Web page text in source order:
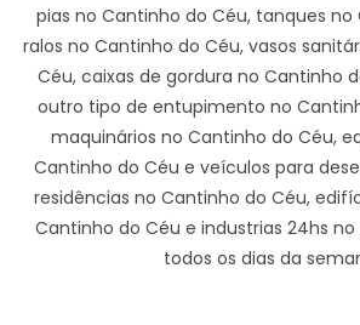
pias no Cantinho do Céu, tanques no
ralos no Cantinho do Céu, vasos
Céu, caixas de gordura no Cantinho
outro tipo de entupimento no
maquinários no Cantinho do Céu,
Cantinho do Céu e veículos para
residências no Cantinho do Céu,
Cantinho do Céu e industrias 24hs
todos os dias da